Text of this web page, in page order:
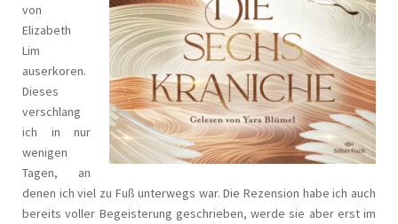
von
Elizabeth
Lim
auserkoren.
Dieses
verschlang
ich in nur
wenigen
Tagen, an
denen ich viel zu Fuß unterwegs war. Die Rezension habe ich auch
bereits voller Begeisterung geschrieben, werde sie aber erst im